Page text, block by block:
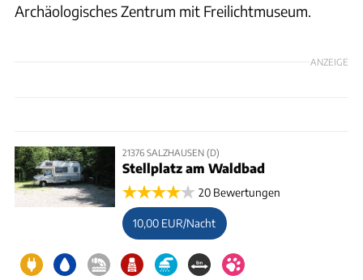
Archäologisches Zentrum mit Freilichtmuseum.
ANZEIGE
21376 SALZHAUSEN (D)
Stellplatz am Waldbad
20 Bewertungen
10,00 EUR/Nacht